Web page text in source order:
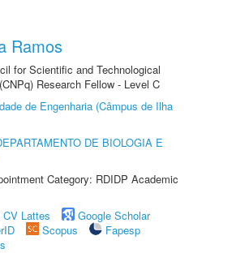
Ramos
for Scientific and Technological
Research Fellow - Level C
de Engenharia (Câmpus de Ilha
DE BIOLOGIA E
Category: RDIDP Academic
CV Lattes
Google Scholar
Scopus
Fapesp